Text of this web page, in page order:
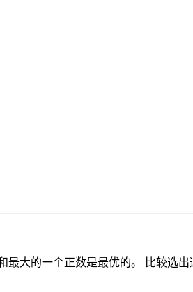
大的一个正数是最优的。 比较选